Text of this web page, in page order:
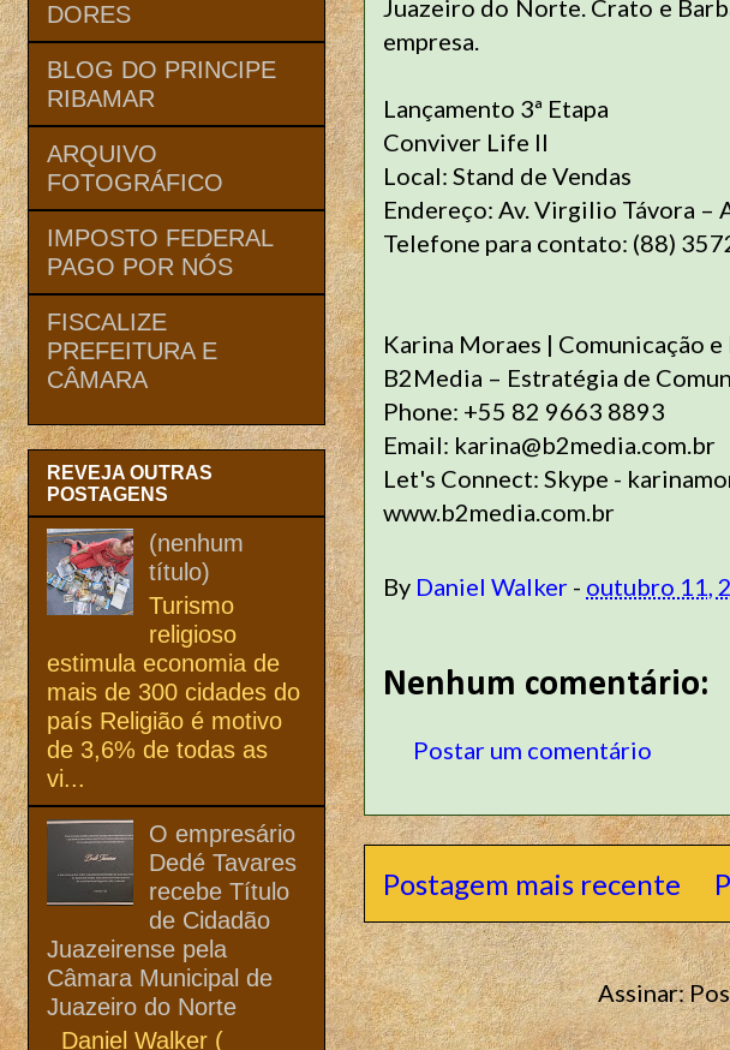
Juazeiro do Norte. Crato e
empresa.
Lançamento 3ª Etapa
Conviver Life II
Local: Stand de Vendas
Endereço: Av. Virgilio Távora –
Telefone para contato: (88)
Karina Moraes | Comunicação e
B2Media – Estratégia de
Phone: +55 82 9663 8893
Email: karina@b2media.com.br
Let's Connect: Skype -
www.b2media.com.br
By Daniel Walker - outubro 11,
Nenhum comentário:
Postar um comentário
Postagem mais recente
Assinar:
DORES
BLOG DO PRINCIPE
RIBAMAR
ARQUIVO
FOTOGRÁFICO
IMPOSTO FEDERAL
PAGO POR NÓS
FISCALIZE
PREFEITURA E
CÂMARA
REVEJA OUTRAS
POSTAGENS
(nenhum
título)
Turismo
religioso
estimula economia de
mais de 300 cidades do
país Religião é motivo
de 3,6% de todas as
vi...
O empresário
Dedé Tavares
recebe Título
de Cidadão
Juazeirense pela
Câmara Municipal de
Juazeiro do Norte
Daniel Walker (